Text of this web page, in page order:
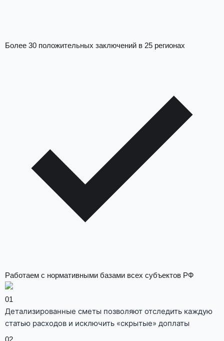
Более 30 положительных заключений в 25 регионах
Работаем с нормативными базами всех субъектов РФ
01
Детализированные сметы позволяют отследить каждую
статью расходов и исключить «скрытые» доплаты
02